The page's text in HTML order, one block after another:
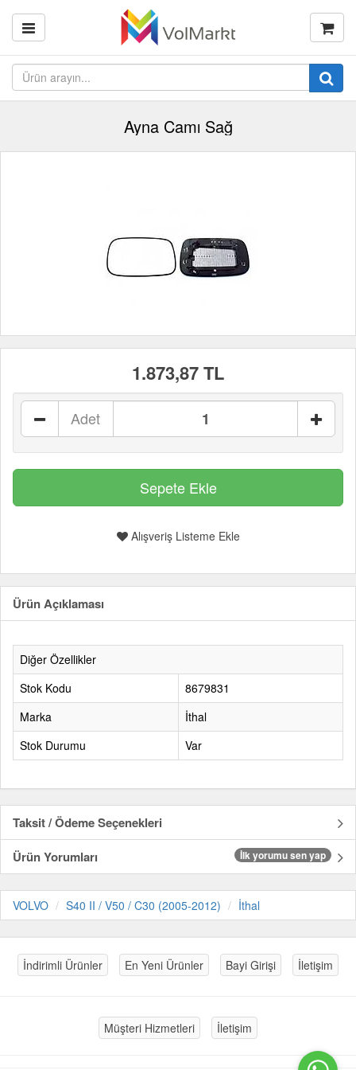
Ayna Camı Sağ
1.873,87 TL
Adet
Alışveriş Listeme Ekle
Ürün Açıklaması
Diğer Özellikler
Stok Kodu
8679831
Marka
İthal
Stok Durumu
Var
Taksit / Ödeme Seçenekleri
Ürün Yorumları
İlk yorumu sen yap
VOLVO S40 II / V50 / C30 (2005-2012) İthal
İndirimli Ürünler En Yeni Ürünler Bayi Girişi İletişim
Müşteri Hizmetleri İletişim